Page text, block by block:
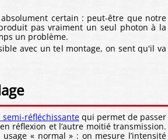
certain : peut-être que notre
pas vraiment un seul photon à la
un problème.
avec un tel montage, on sent qu'il va
semi-réfléchissantequi permet de passer
réflexion et l’autre moitié transmission.
« normal » : on mesure l’intensité